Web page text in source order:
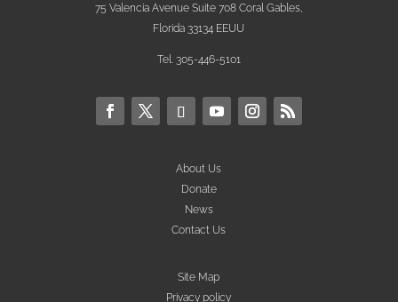
75 Valencia Avenue Suite 708 Coral Gables,
Florida 33134 EEUU
Tel. 305-446-5101
About Us
Donate
News
Contact Us
Site Map
Privacy policy